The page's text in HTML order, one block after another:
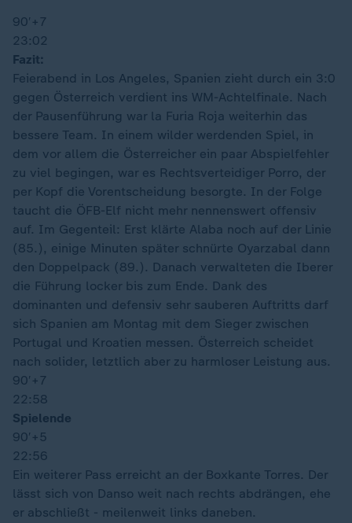
90′ +7
23:02
Fazit:
Feierabend in Los Angeles, Spanien zieht durch ein 3:0
gegen Österreich verdient ins WM-Achtelfinale. Nach
der Pausenführung war la Furia Roja weiterhin das
bessere Team. In einem wilder werdenden Spiel, in
dem vor allem die Österreicher ein paar Abspielfehler
zu viel begingen, war es Rechtsverteidiger Porro, der
per Kopf die Vorentscheidung besorgte. In der Folge
taucht die ÖFB-Elf nicht mehr nennenswert offensiv
auf. Im Gegenteil: Erst klärte Alaba noch auf der Linie
(85.), einige Minuten später schnürte Oyarzabal dann
den Doppelpack (89.). Danach verwalteten die Iberer
die Führung locker bis zum Ende. Dank des
dominanten und defensiv sehr sauberen Auftritts darf
sich Spanien am Montag mit dem Sieger zwischen
Portugal und Kroatien messen. Österreich scheidet
nach solider, letztlich aber zu harmloser Leistung aus.
90′ +7
22:58
Spielende
90′ +5
22:56
Ein weiterer Pass erreicht an der Boxkante Torres. Der
lässt sich von Danso weit nach rechts abdrängen, ehe
er abschließt - meilenweit links daneben.